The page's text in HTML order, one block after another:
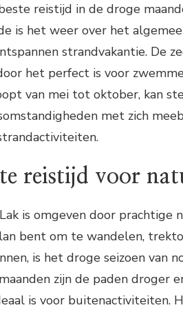
reistijd in de droge
is het weer over het
strandvakantie. De
het perfect is voor
van mei tot oktober, kan
met zich
reistijd voor
is omgeven door prachtige
bent om te wandelen,
is het droge seizoen van
zijn de paden droger
is voor buitenactiviteiten.